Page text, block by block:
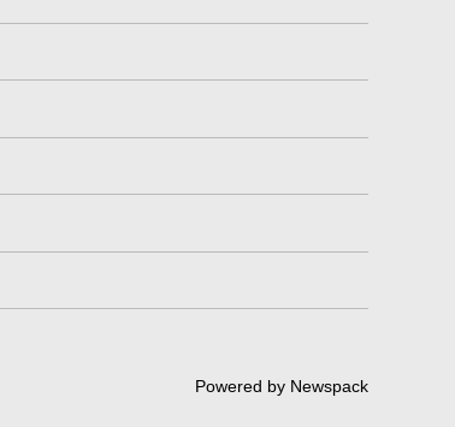
Powered by Newspack